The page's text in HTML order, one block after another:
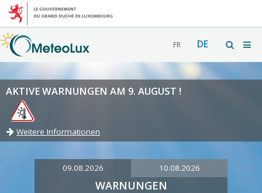
FR DE
AKTIVE WARNUNGEN AM 9. AUGUST !
Weitere Informationen
09.08.2026 10.08.2026
WARNUNGEN